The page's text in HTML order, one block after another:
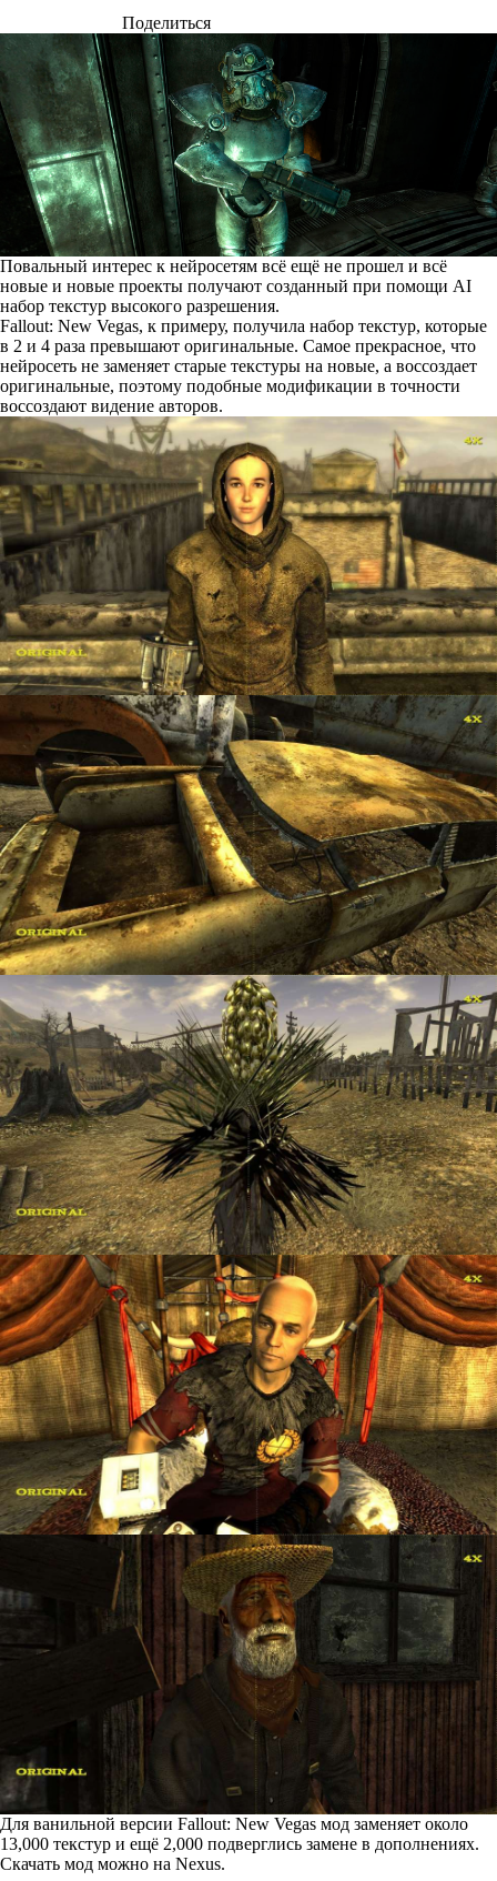
Поделиться
Повальный интерес к нейросетям всё ещё не прошел и всё
новые и новые проекты получают созданный при помощи AI
набор текстур высокого разрешения.
Fallout: New Vegas, к примеру, получила набор текстур, которые
в 2 и 4 раза превышают оригинальные. Самое прекрасное, что
нейросеть не заменяет старые текстуры на новые, а воссоздает
оригинальные, поэтому подобные модификации в точности
воссоздают видение авторов.
Для ванильной версии Fallout: New Vegas мод заменяет около
13,000 текстур и ещё 2,000 подверглись замене в дополнениях.
Скачать мод можно на Nexus.